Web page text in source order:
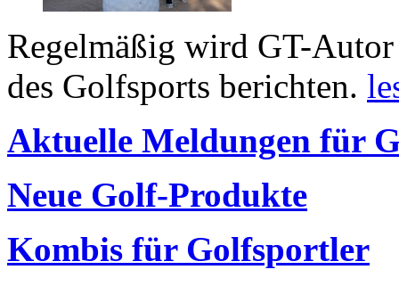
Regelmäßig wird GT-
des Golfsports berichten.
Aktuelle Meldungen für
Neue Golf-Produkte
Kombis für Golfsportler